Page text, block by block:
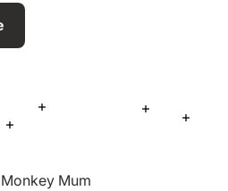
Mehr
Mehr Informationen
Mum